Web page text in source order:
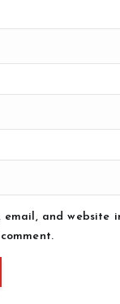
email, and website